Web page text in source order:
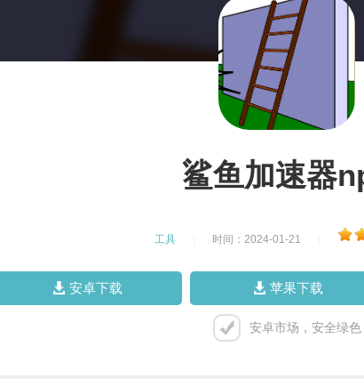
鲨鱼加速器
工具 时间：2024-01-21
安卓下载 苹果下载
安卓市场，安全绿色